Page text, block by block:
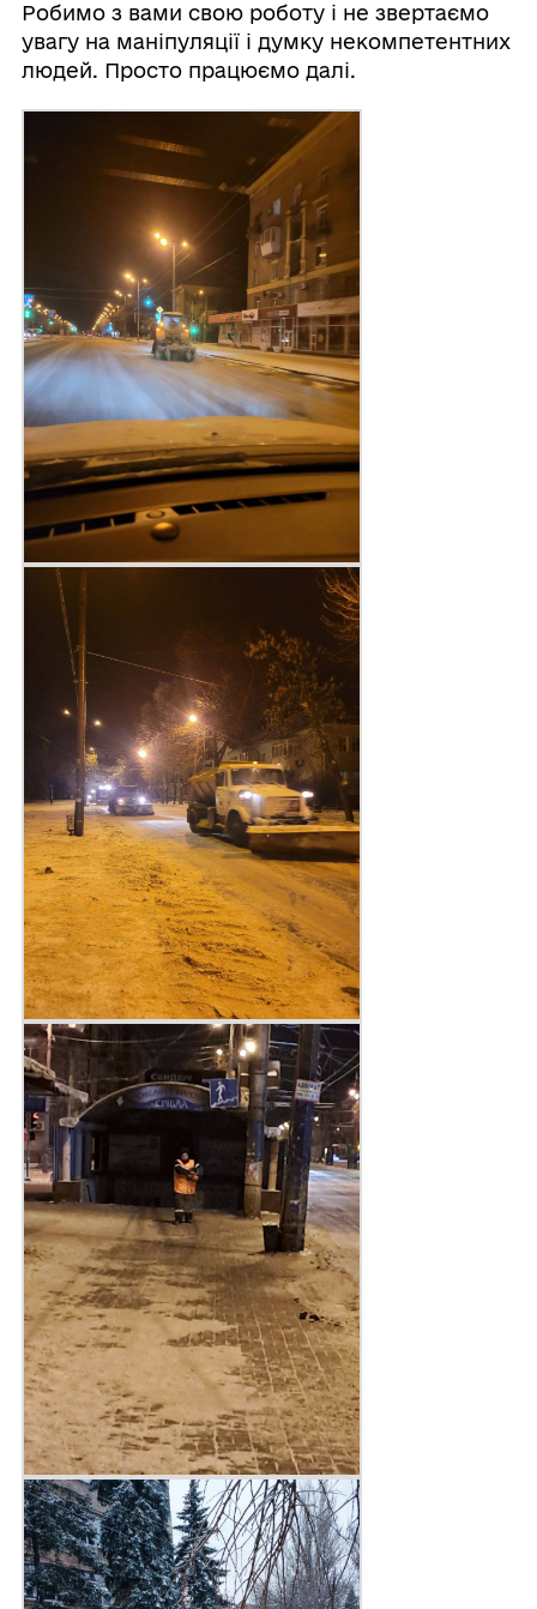
Робимо з вами свою роботу і не звертаємо
увагу на маніпуляції і думку некомпетентних
людей. Просто працюємо далі.